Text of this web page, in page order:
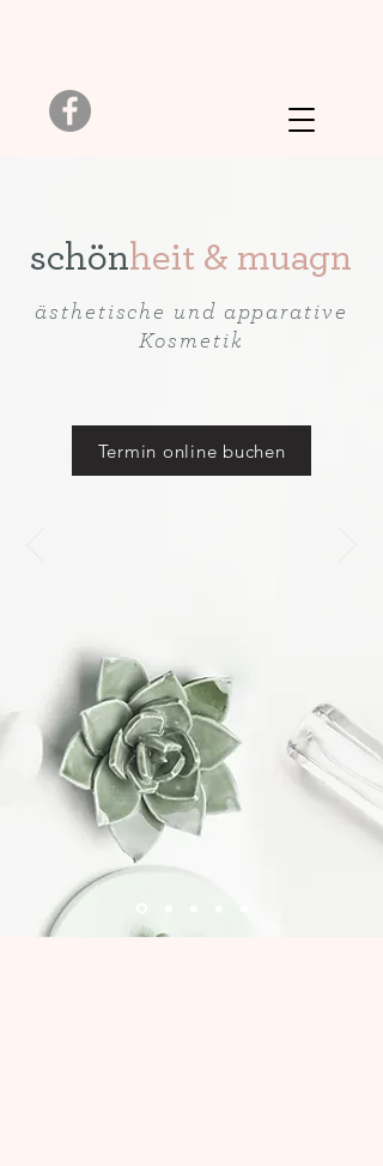
schönheit & muagn
ästhetische und apparative
Kosmetik
Termin online buchen